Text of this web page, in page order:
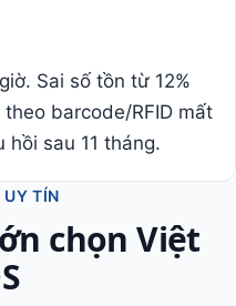
Sai số tồn từ 12%
barcode/RFID mất
hồi sau 11 tháng.
UY TÍN
chọn Việt